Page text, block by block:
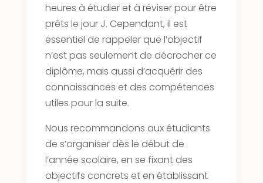
heures à étudier et à réviser pour être
prêts le jour J. Cependant, il est
essentiel de rappeler que l’objectif
n’est pas seulement de décrocher ce
diplôme, mais aussi d’acquérir des
connaissances et des compétences
utiles pour la suite.
Nous recommandons aux étudiants
de s’organiser dès le début de
l’année scolaire, en se fixant des
objectifs concrets et en établissant